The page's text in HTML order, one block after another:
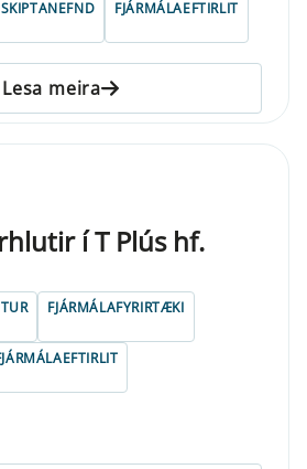
FJÁRMÁLAEFTIRLIT
Lesa meira
í T Plús hf.
FJÁRMÁLAFYRIRTÆKI